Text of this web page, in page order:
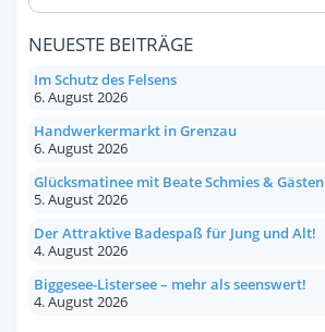
NEUESTE BEITRÄGE
Im Schutz des Felsens
6. August 2026
Handwerkermarkt in Grenzau
6. August 2026
Glücksmatinee mit Beate Schmies & Gästen
5. August 2026
Der Attraktive Badespaß für Jung und Alt!
4. August 2026
Biggesee-Listersee – mehr als seenswert!
4. August 2026